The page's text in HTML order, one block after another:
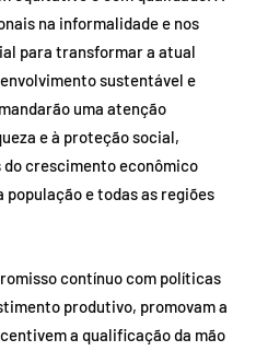
na informalidade e nos
para transformar a atual
sustentável e
uma atenção
e à proteção social,
do crescimento econômico
população e todas as regiões
contínuo com políticas
produtivo, promovam a
a qualificação da mão